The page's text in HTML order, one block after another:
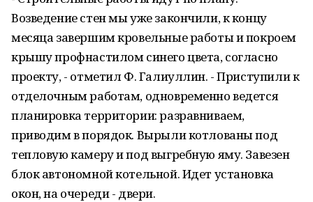
Возведение стен мы уже закончили, к концу
месяца завершим кровельные работы и покроем
крышу профнастилом синего цвета, согласно
проекту, - отметил Ф. Галиуллин. - Приступили к
отделочным работам, одновременно ведется
планировка территории: разравниваем,
приводим в порядок. Вырыли котлованы под
тепловую камеру и под выгребную яму. Завезен
блок автономной котельной. Идет установка
окон, на очереди - двери.